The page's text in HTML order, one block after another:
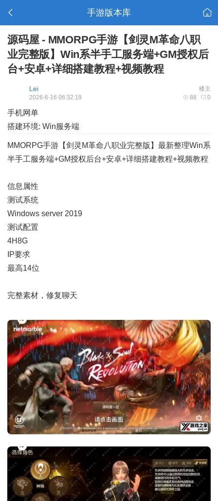
手游版本库
源码屋 - MMORPG手游【剑灵M革命八职
业完整版】Win系半手工服务端+GM授权后
台+安卓+详细搭建教程+视频教程
楼主
Lei
88 0
2026-6-16 06:32:19
手机网单
搭建环境: Win服务端
MMORPG手游【剑灵M革命八职业完整版】最新整理Win系
半手工服务端+GM授权后台+安卓+详细搭建教程+视频教程
信息属性
测试系统
Windows server 2019
测试配置
4H8G
IP要求
最高14位
完整素材，修复聊天